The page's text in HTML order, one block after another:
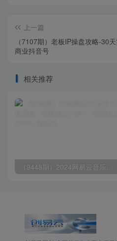
上一篇
（7107期）老板IP操盘攻略-30
商业抖音号
相关推荐
（9448期）2024网易云音乐人挂机项目，单机日入150+，无脑月入5000+